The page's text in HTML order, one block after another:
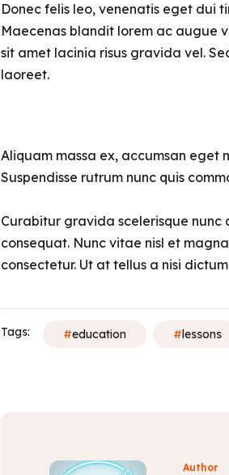
Donec felis leo, venenatis eget dui
Maecenas blandit lorem ac augue
sit amet lacinia risus gravida vel.
laoreet.
Aliquam massa ex, accumsan eget
Suspendisse rutrum nunc quis
Curabitur gravida scelerisque nunc
consequat. Nunc vitae nisl et
consectetur. Ut at tellus a nisi
Tags: education lessons
Author